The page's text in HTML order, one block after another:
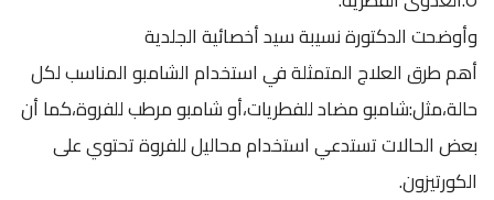
وأوضحت الدكتورة نسيبة سيد أخصائية الجلدية
أهم طرق العلاج المتمثلة في استخدام الشامبو المناسب لكل
حالة،مثل:شامبو مضاد للفطريات،أو شامبو مرطب للفروة،كما أن
بعض الحالات تستدعي استخدام محاليل للفروة تحتوي على
الكورتيزون.